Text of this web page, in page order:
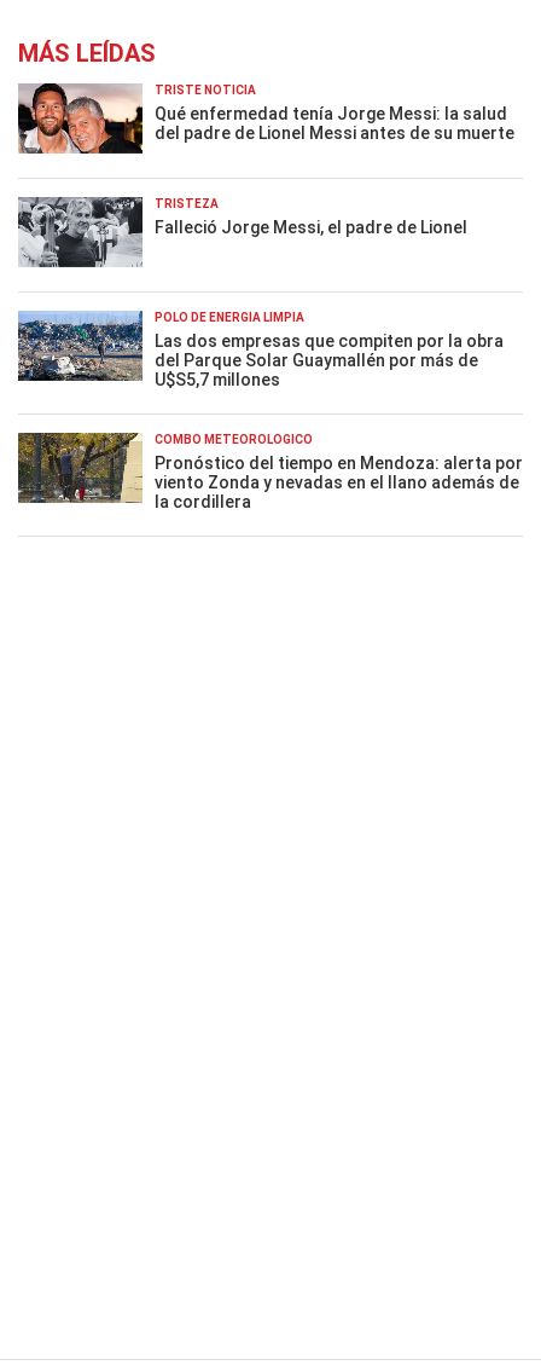
MÁS LEÍDAS
TRISTE NOTICIA
Qué enfermedad tenía Jorge Messi: la salud
del padre de Lionel Messi antes de su muerte
TRISTEZA
Falleció Jorge Messi, el padre de Lionel
POLO DE ENERGÍA LIMPIA
Las dos empresas que compiten por la obra
del Parque Solar Guaymallén por más de
U$S5,7 millones
COMBO METEOROLÓGICO
Pronóstico del tiempo en Mendoza: alerta por
viento Zonda y nevadas en el llano además de
la cordillera